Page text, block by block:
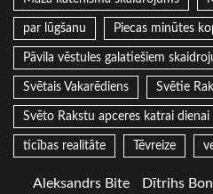
par lūgšanu Piecas minūtes
Pāvila vēstules galatiešiem
Svētais Vakarēdiens Svētie
Svēto Rakstu apceres katrai dienai
ticības realitāte Tēvreize
Aleksandrs Bite Dītrihs